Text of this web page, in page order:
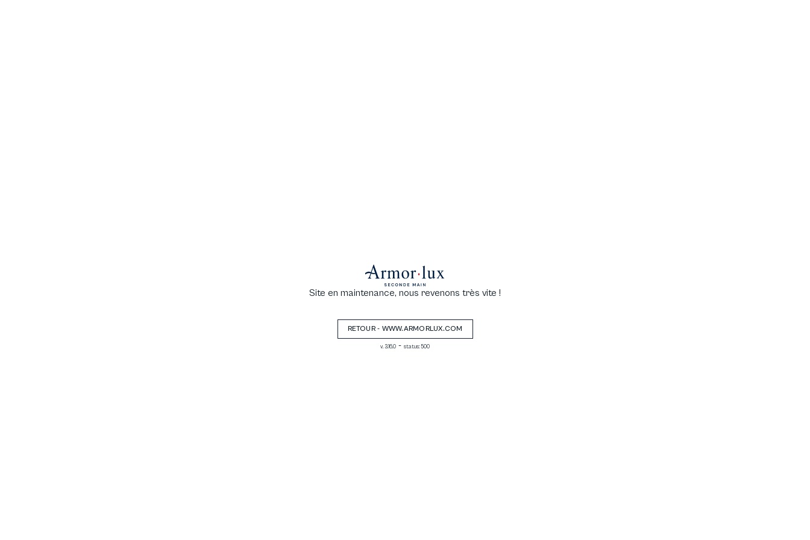
Site en maintenance, nous revenons très vite !
RETOUR - WWW.ARMORLUX.COM
v. 3.16.0 - status: 500